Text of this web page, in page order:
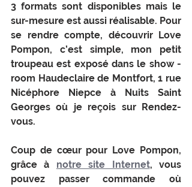
3 formats sont disponibles mais le
sur-mesure est aussi réalisable. Pour
se rendre compte, découvrir Love
Pompon, c’est simple, mon petit
troupeau est exposé dans le show -
room Haudeclaire de Montfort, 1 rue
Nicéphore Niepce à Nuits Saint
Georges où je reçois sur Rendez-
vous.
Coup de cœur pour Love Pompon,
grâce à notre site Internet, vous
pouvez passer commande où